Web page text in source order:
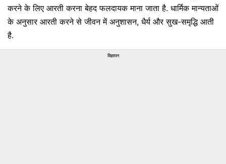
करने के लिए आरती करना बेहद फलदायक माना जाता है. धार्मिक मान्यताओं
के अनुसार आरती करने से जीवन में अनुशासन, धैर्य और सुख-समृद्धि आती
है.
विज्ञापन